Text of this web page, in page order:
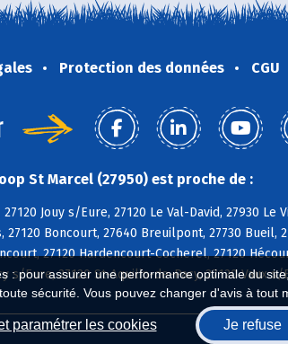
: pour assurer une performance optimale du
sécurité. Vous pouvez changer d'avis à tout
paramétrer les cookies Je refuse
Protection des données CGU
St Marcel (27950) est proche de :
Jouy s/Eure, 27120 Le Val-David, 27930
Boncourt, 27640 Breuilpont, 27730 Bueil,
27120 Hardencourt-Cocherel, 27120
s/Eure, 27120 St-Aquilin-de-Pacy, 27120 Vaux
Biocoop.fr